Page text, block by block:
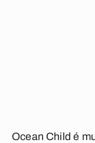
Ocean Child é